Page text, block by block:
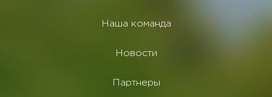
Наша команда
Новости
Партнеры